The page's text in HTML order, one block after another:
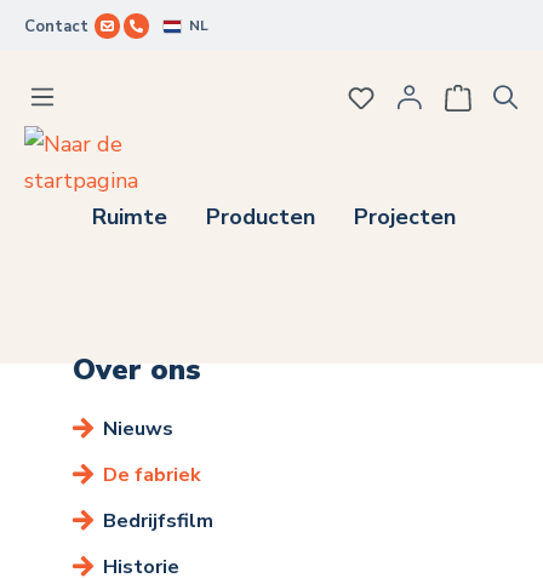
Ga naar de hoofdinhoud
Contact NL
Ruimte Producten Projecten
Je hebt 0 items
Over ons
Nieuws
De fabriek
Bedrijfsfilm
Historie